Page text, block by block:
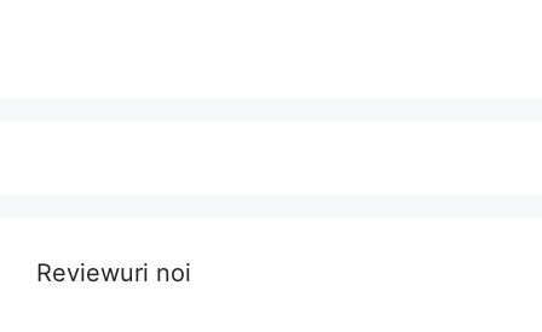
Reviewuri noi